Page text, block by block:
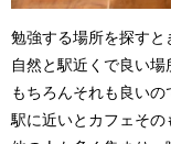
勉強する場所を探すと
自然と駅近くで良い場
もちろんそれも良いの
駅に近いとカフェその